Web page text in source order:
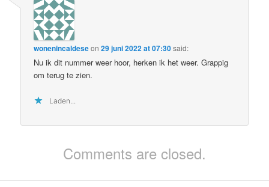
wonenincaldeseon29 juni 2022 at 07:30said:
Nu ik dit nummer weer hoor, herken ik het weer. Grappig
om terug te zien.
Laden...
Comments are closed.